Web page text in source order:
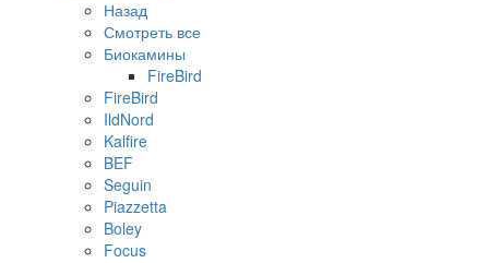
Назад
Смотреть все
Биокамины
FireBird
FireBird
IldNord
Kalfire
BEF
Seguin
Piazzetta
Boley
Focus